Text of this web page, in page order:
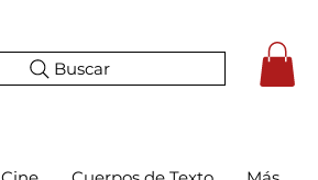
Buscar